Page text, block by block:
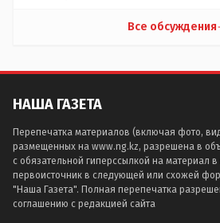
Все обсуждения
НАША ГАЗЕТА
Перепечатка материалов (включая фото,
размещенных на www.ng.kz, разрешена в
с обязательной гиперссылкой на материал
первоисточник в следующей или схожей
"Наша Газета". Полная перепечатка
соглашению с редакцией сайта